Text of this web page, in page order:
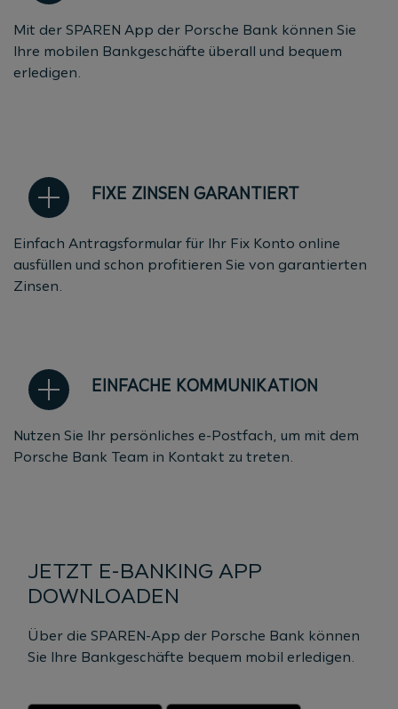
Mit der SPAREN App der Porsche Bank können Sie
Ihre mobilen Bankgeschäfte überall und bequem
erledigen.
FIXE ZINSEN GARANTIERT
Einfach Antragsformular für Ihr Fix Konto online
ausfüllen und schon profitieren Sie von garantierten
Zinsen.
EINFACHE KOMMUNIKATION
Nutzen Sie Ihr persönliches e-Postfach, um mit dem
Porsche Bank Team in Kontakt zu treten.
JETZT E-BANKING APP
DOWNLOADEN
Über die SPAREN-App der Porsche Bank können
Sie Ihre Bankgeschäfte bequem mobil erledigen.